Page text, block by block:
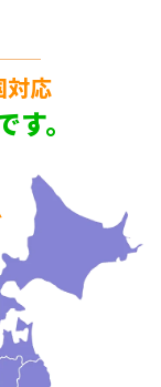
応
。